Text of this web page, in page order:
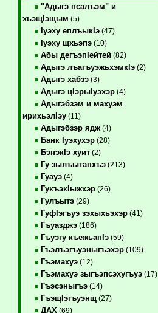
"Адыгэ псалъэм" и
хьэщIэщым (5)
Iуэху еплъыкIэ(47)
Iуэху щхьэпэ(10)
Абы дегъэпIейтей(82)
Адыгэ лъагъуэжьхэмкIэ(2)
Адыгэ хабзэ(3)
Адыгэ цIэрыIуэхэр(4)
Адыгэбзэм и махуэм
ирихьэлIэу(11)
Адыгэбзэр ядж(4)
Банк Iуэхухэр(28)
БэнэкIэ хуит(2)
Гу зылъытапхъэ(213)
Гуауэ(4)
ГукъэкIыжхэр(26)
Гулъытэ(29)
ГуфIэгъуэ зэхыхьэхэр(41)
Гъуазджэ(186)
Гъуэгу къежьапIэ(59)
Гъэлъэгъуэныгъэхэр(109)
Гъэмахуэ(12)
Гъэмахуэ зыгъэпсэхугъуэ(17)
Гъэсэныгъэ(14)
ГъэщIэгъуэнщ(27)
ДАХ (69)